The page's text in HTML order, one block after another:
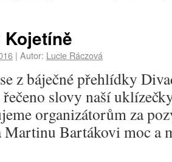
Kojetíně
| Autor: Lucie Ráczová
z báječné přehlídky
slovy naší
organizátorům za
Martinu Bartákovi moc a